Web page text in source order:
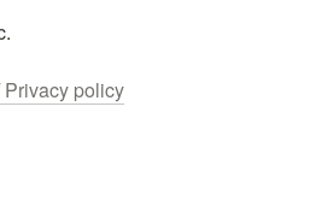
policy